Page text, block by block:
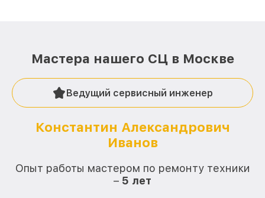
Мастера нашего СЦ в Москве
Ведущий сервисный инженер
Константин Александрович
Иванов
Опыт работы мастером по ремонту техники
– 5 лет